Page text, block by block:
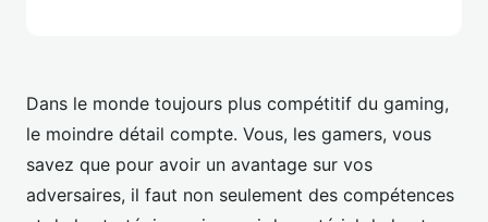
Dans le monde toujours plus compétitif du gaming,
le moindre détail compte. Vous, les gamers, vous
savez que pour avoir un avantage sur vos
adversaires, il faut non seulement des compétences